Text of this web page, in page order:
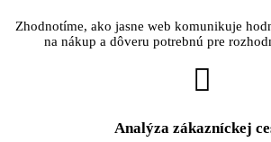
Zhodnotíme, ako jasne web komunikuje
na nákup a dôveru potrebnú pre
Analýza zákazníckej